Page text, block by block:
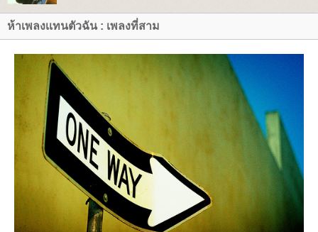
ห้าเพลงเเทนตัวฉัน : เพลงที่สาม